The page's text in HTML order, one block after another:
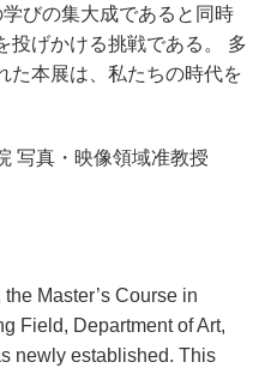
びの集大成であると同時
投げかける挑戦である。 多
た本展は、私たちの時代を
写真・映像領域准教授
Master’s Course in
Field, Department of Art,
newly established. This